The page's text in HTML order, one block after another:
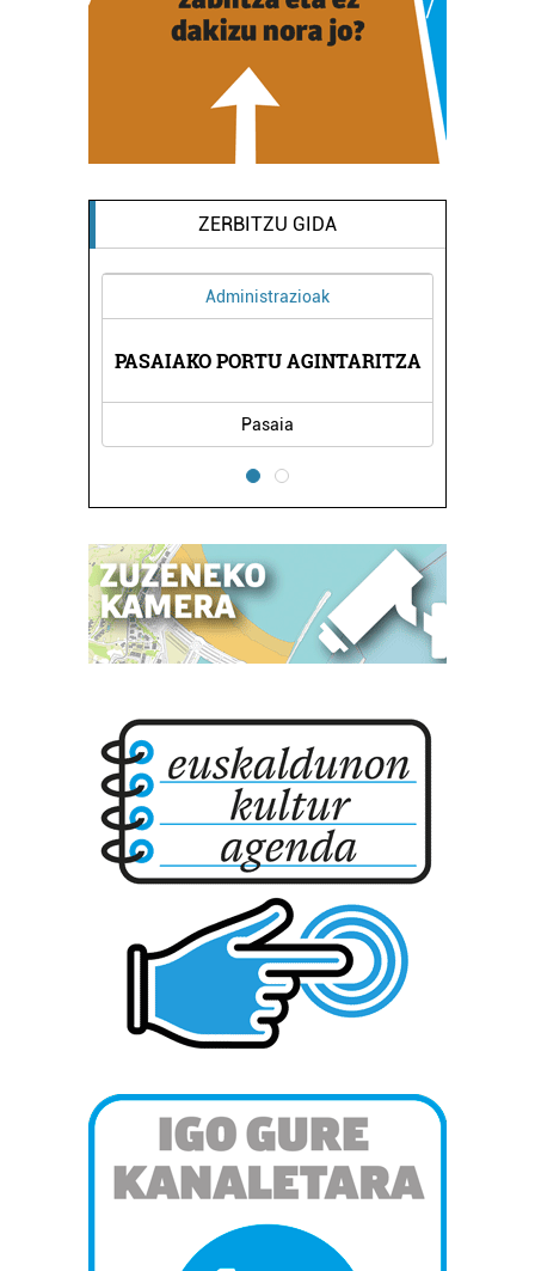
ZERBITZU GIDA
Administrazioak
PASAIAKO PORTU AGINTARITZA
Pasaia